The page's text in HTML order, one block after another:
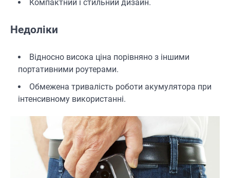
Компактний і стильний дизайн.
Недоліки
Відносно висока ціна порівняно з іншими
портативними роутерами.
Обмежена тривалість роботи акумулятора при
інтенсивному використанні.